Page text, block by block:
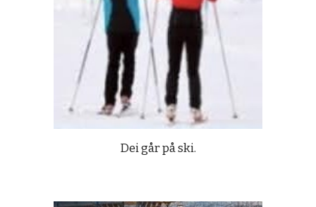
Dei går på ski.